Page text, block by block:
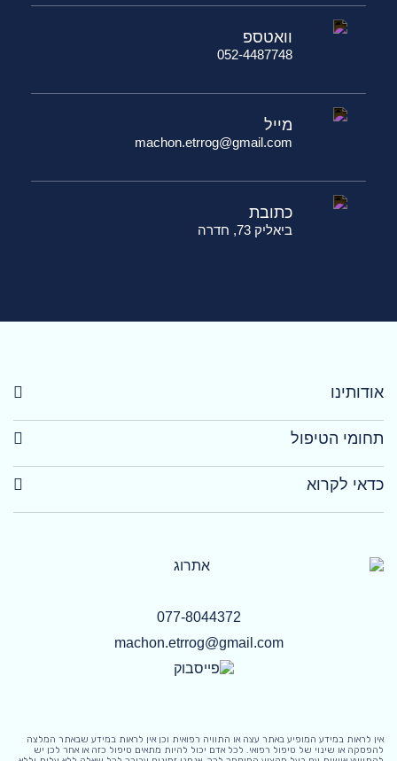
וואטספ
052-4487748
מייל
machon.etrrog@gmail.com
כתובת
ביאליק 73, חדרה
אודותינו
תחומי הטיפול
כדאי לקרוא
077-8044372
machon.etrrog@gmail.com
אין לראות במידע המופיע באתר עצה או התוויה רפואית וכן אין לראות במידע שבאתר המלצה
להפסקה או שינוי של טיפול רפואי. לכל אדם יכול להיות מתאים טיפול כזה או אחר לכן יש